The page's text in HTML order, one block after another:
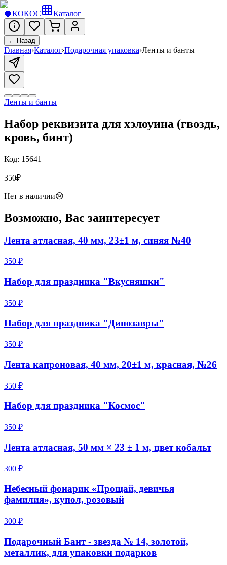
🥥КОКОС Каталог
← Назад
Главная›Каталог›Подарочная упаковка›Ленты и банты
Ленты и банты
Набор реквизита для хэлоуина (гвоздь,
кровь, бинт)
Код: 15641
350₽
Нет в наличии😢
Возможно, Вас заинтересует
Лента атласная, 40 мм, 23±1 м, синяя №40
350 ₽
Набор для праздника "Вкусняшки"
350 ₽
Набор для праздника "Динозавры"
350 ₽
Лента капроновая, 40 мм, 20±1 м, красная, №26
350 ₽
Набор для праздника "Космос"
350 ₽
Лента атласная, 50 мм × 23 ± 1 м, цвет кобальт
300 ₽
Небесный фонарик «Прощай, девичья
фамилия», купол, розовый
300 ₽
Подарочный Бант - звезда № 14, золотой,
металлик, для упаковки подарков